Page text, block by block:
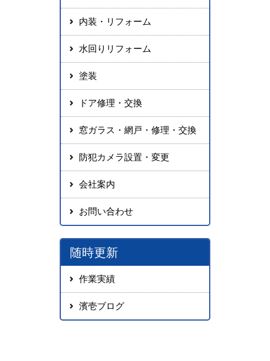
内装・リフォーム
水回りリフォーム
塗装
ドア修理・交換
窓ガラス・網戸・修理・交換
防犯カメラ設置・変更
会社案内
お問い合わせ
随時更新
作業実績
濱壱ブログ